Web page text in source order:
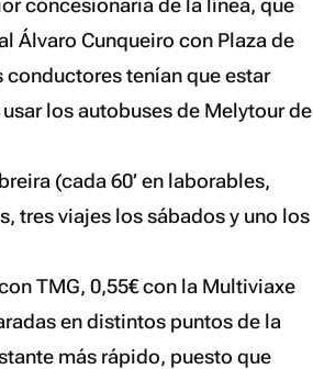
concesionaria de la línea, que
Álvaro Cunqueiro con Plaza de
conductores tenían que estar
los autobuses de Melytour de
(cada 60’ en laborables,
tres viajes los sábados y uno los
TMG, 0,55€ con la Multiviaxe
en distintos puntos de la
más rápido, puesto que